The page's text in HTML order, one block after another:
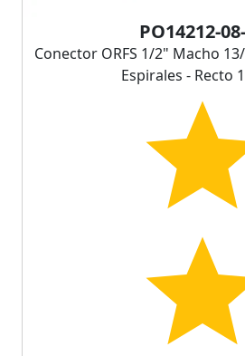
PO14212-
Conector ORFS 1/2" Macho
Espirales - Recto